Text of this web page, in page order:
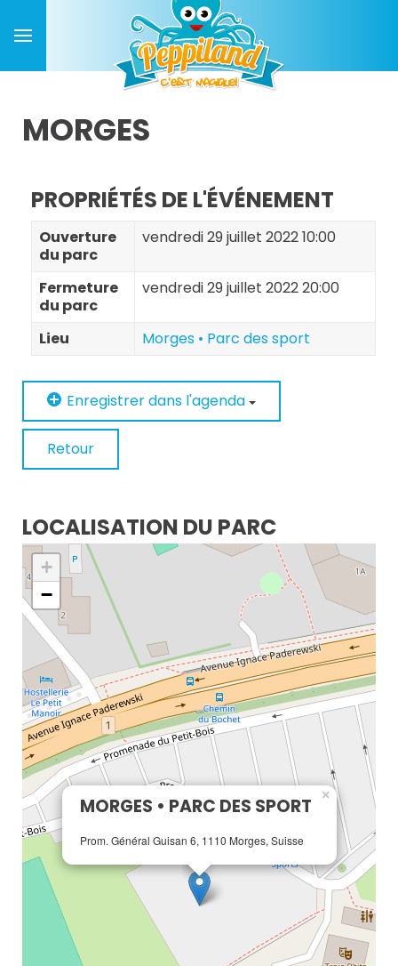
MORGES
PROPRIÉTÉS DE L'ÉVÉNEMENT
Ouverture
du parc
vendredi 29 juillet 2022 10:00
Fermeture
du parc
vendredi 29 juillet 2022 20:00
Lieu Morges • Parc des sport
Enregistrer dans l'agenda
Retour
LOCALISATION DU PARC
MORGES • PARC DES SPORT
Prom. Général Guisan 6, 1110 Morges, Suisse
×
+
−